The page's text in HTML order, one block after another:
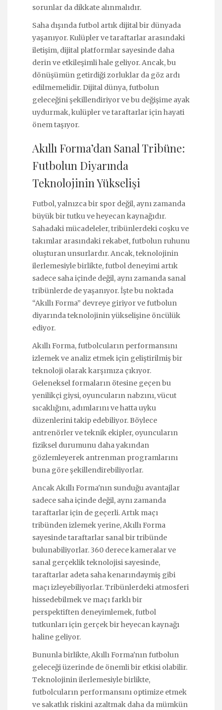
sorunlar da dikkate alınmalıdır.
Saha dışında futbol artık dijital bir dünyada
yaşanıyor. Kulüpler ve taraftarlar arasındaki
iletişim, dijital platformlar sayesinde daha
derin ve etkileşimli hale geliyor. Ancak, bu
dönüşümün getirdiği zorluklar da göz ardı
edilmemelidir. Dijital dünya, futbolun
geleceğini şekillendiriyor ve bu değişime ayak
uydurmak, kulüpler ve taraftarlar için hayati
önem taşıyor.
Akıllı Forma’dan Sanal Tribüne:
Futbolun Diyarında
Teknolojinin Yükselişi
Futbol, yalnızca bir spor değil, aynı zamanda
büyük bir tutku ve heyecan kaynağıdır.
Sahadaki mücadeleler, tribünlerdeki coşku ve
takımlar arasındaki rekabet, futbolun ruhunu
oluşturan unsurlardır. Ancak, teknolojinin
ilerlemesiyle birlikte, futbol deneyimi artık
sadece saha içinde değil, aynı zamanda sanal
tribünlerde de yaşanıyor. İşte bu noktada
“Akıllı Forma” devreye giriyor ve futbolun
diyarında teknolojinin yükselişine öncülük
ediyor.
Akıllı Forma, futbolcuların performansını
izlemek ve analiz etmek için geliştirilmiş bir
teknoloji olarak karşımıza çıkıyor.
Geleneksel formaların ötesine geçen bu
yenilikçi giysi, oyuncuların nabzını, vücut
sıcaklığını, adımlarını ve hatta uyku
düzenlerini takip edebiliyor. Böylece
antrenörler ve teknik ekipler, oyuncuların
fiziksel durumunu daha yakından
gözlemleyerek antrenman programlarını
buna göre şekillendirebiliyorlar.
Ancak Akıllı Forma'nın sunduğu avantajlar
sadece saha içinde değil, aynı zamanda
taraftarlar için de geçerli. Artık maçı
tribünden izlemek yerine, Akıllı Forma
sayesinde taraftarlar sanal bir tribünde
bulunabiliyorlar. 360 derece kameralar ve
sanal gerçeklik teknolojisi sayesinde,
taraftarlar adeta saha kenarındaymiş gibi
maçı izleyebiliyorlar. Tribünlerdeki atmosferi
hissedebilmek ve maçı farklı bir
perspektiften deneyimlemek, futbol
tutkunları için gerçek bir heyecan kaynağı
haline geliyor.
Bununla birlikte, Akıllı Forma'nın futbolun
geleceği üzerinde de önemli bir etkisi olabilir.
Teknolojinin ilerlemesiyle birlikte,
futbolcuların performansını optimize etmek
ve sakatlık riskini azaltmak daha da mümkün